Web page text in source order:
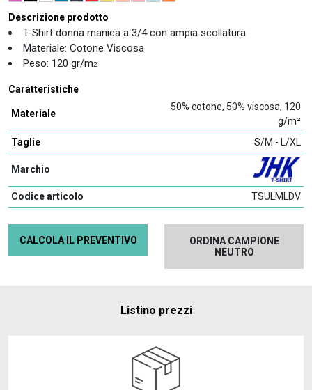
Descrizione prodotto
T-Shirt donna manica a 3/4 con ampia scollatura
Materiale: Cotone Viscosa
Peso: 120 gr/m2
Caratteristiche
Materiale
50% cotone, 50% viscosa, 120
g/m²
Taglie
S/M - L/XL
Marchio
Codice articolo TSULMLDV
CALCOLA IL PREVENTIVO
ORDINA CAMPIONE
NEUTRO
Listino prezzi